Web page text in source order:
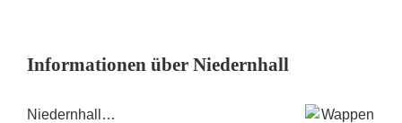
Informationen über Niedernhall
Niedernhall…